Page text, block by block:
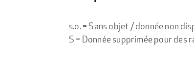
s.o. = Sans objet / donnée non
S = Donnée supprimée pour